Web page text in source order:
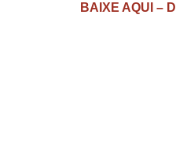
BAIXE AQUI –